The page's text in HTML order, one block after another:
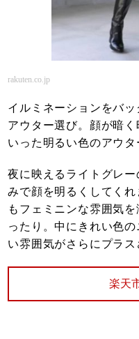
rakuten.co.jp
イルミネーションをバ
アウター選び。顔が暗
いった明るい色のアウタ
夜に映えるライトグレ
みで顔を明るくしてく
もフェミニンな雰囲気
ったり。中にきれい色
い雰囲気がさらにプラス
楽天